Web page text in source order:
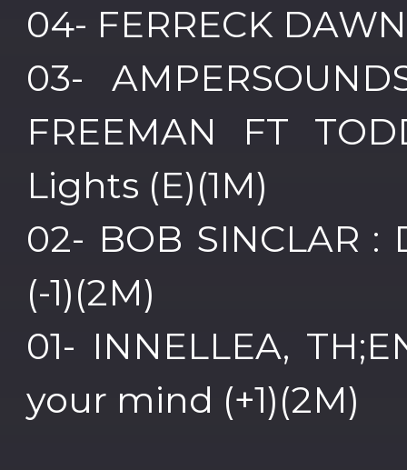
04- FERRECK
03-
FREEMAN FT
Lights (E)(1M)
02- BOB SINCLAR
(-1)(2M)
01- INNELLEA,
your mind (+1)(2M)